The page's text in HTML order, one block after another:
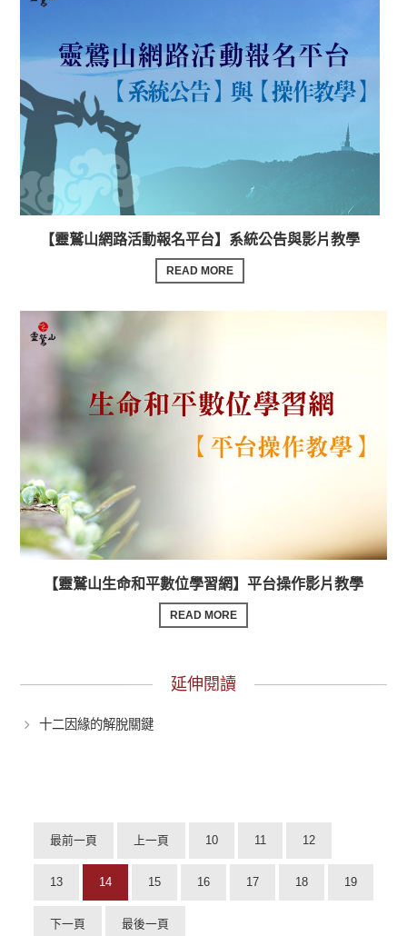
【靈鷲山網路活動報名平台】系統公告與影片教學
READ MORE
【靈鷲山生命和平數位學習網】平台操作影片教學
READ MORE
延伸閱讀
十二因緣的解脫關鍵
最前一頁 上一頁 10 11 12
13 14 15 16 17 18 19
下一頁 最後一頁